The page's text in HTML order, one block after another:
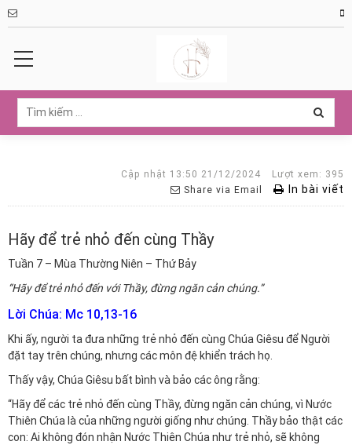
Cập nhật 13:50 21/12/2024
Lượt xem: 395
Share via Email
In bài viết
Hãy để trẻ nhỏ đến cùng Thầy
Tuần 7 – Mùa Thường Niên – Thứ Bảy
“Hãy để trẻ nhỏ đến với Thầy, đừng ngăn cản chúng.”
Lời Chúa: Mc 10,13-16
Khi ấy, người ta đưa những trẻ nhỏ đến cùng Chúa Giêsu để Người
đặt tay trên chúng, nhưng các môn đệ khiển trách họ.
Thấy vậy, Chúa Giêsu bất bình và bảo các ông rằng:
“Hãy để các trẻ nhỏ đến cùng Thầy, đừng ngăn cản chúng, vì Nước
Thiên Chúa là của những người giống như chúng. Thầy bảo thật các
con: Ai không đón nhận Nước Thiên Chúa như trẻ nhỏ, sẽ không